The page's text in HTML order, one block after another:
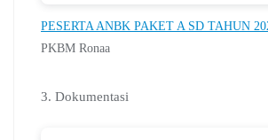
PESERTA ANBK PAKET A SD TAHUN
PKBM Ronaa
3. Dokumentasi